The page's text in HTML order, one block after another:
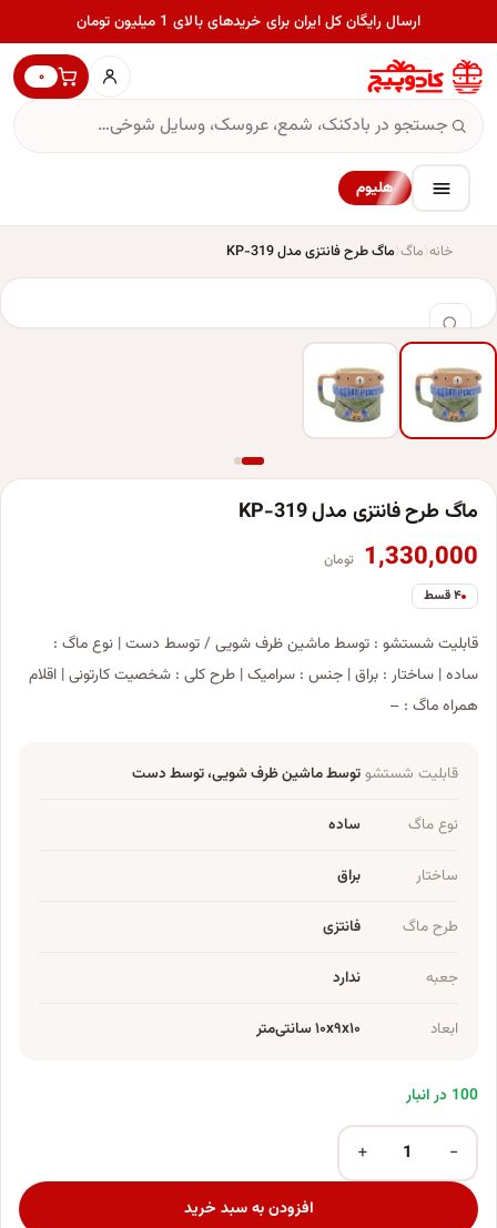
ارسال رایگان کل ایران برای خریدهای بالای 1 میلیون تومان
۰
هلیوم
خانه ماگ ماگ طرح فانتزی مدل KP-319
ماگ طرح فانتزی مدل KP-319
1,330,000 تومان
۴ قسط
قابلیت شستشو : توسط ماشین ظرف شویی / توسط دست | نوع ماگ :
ساده | ساختار : براق | جنس : سرامیک | طرح کلی : شخصیت کارتونی | اقلام
همراه ماگ : –
قابلیت شستشوتوسط ماشین ظرف شویی، توسط دست
نوع ماگ ساده
ساختار براق
طرح ماگ فانتزی
جعبه ندارد
ابعاد ۱۰x۹x۱۰ سانتی‌متر
100 در انبار
ماگ طرح فانتزی مدل KP-319 عدد
−
+
افزودن به سبد خرید